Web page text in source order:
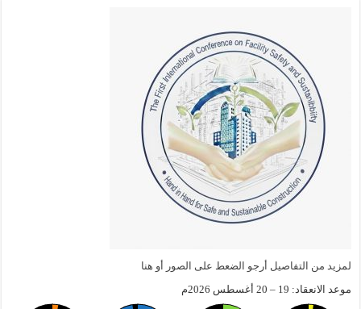
لمزيد من التفاصيل أرجو الضعط على الصور أو هنا
موعد الانعقاد: 19 – 20 أغسطس 2026م